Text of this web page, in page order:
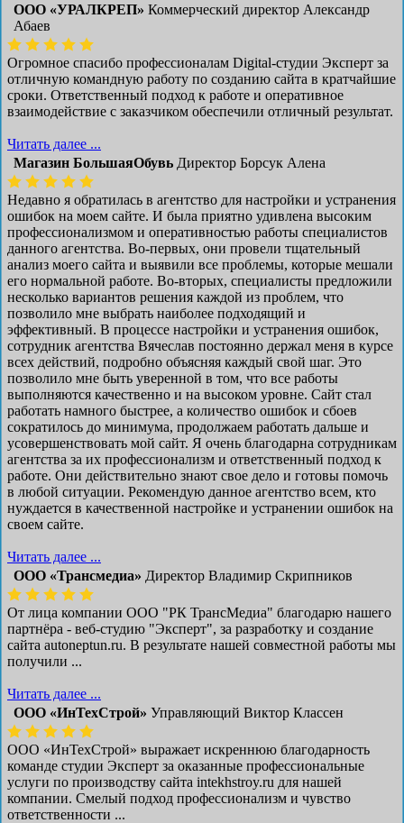
ООО «УРАЛКРЕП» Коммерческий директор Александр
Абаев
Огромное спасибо профессионалам Digital-студии Эксперт за
отличную командную работу по созданию сайта в кратчайшие
сроки. Ответственный подход к работе и оперативное
взаимодействие с заказчиком обеспечили отличный результат.
Читать далее ...
Магазин БольшаяОбувь Директор Борсук Алена
Недавно я обратилась в агентство для настройки и устранения
ошибок на моем сайте. И была приятно удивлена высоким
профессионализмом и оперативностью работы специалистов
данного агентства. Во-первых, они провели тщательный
анализ моего сайта и выявили все проблемы, которые мешали
его нормальной работе. Во-вторых, специалисты предложили
несколько вариантов решения каждой из проблем, что
позволило мне выбрать наиболее подходящий и
эффективный. В процессе настройки и устранения ошибок,
сотрудник агентства Вячеслав постоянно держал меня в курсе
всех действий, подробно объясняя каждый свой шаг. Это
позволило мне быть уверенной в том, что все работы
выполняются качественно и на высоком уровне. Сайт стал
работать намного быстрее, а количество ошибок и сбоев
сократилось до минимума, продолжаем работать дальше и
усовершенствовать мой сайт. Я очень благодарна сотрудникам
агентства за их профессионализм и ответственный подход к
работе. Они действительно знают свое дело и готовы помочь
в любой ситуации. Рекомендую данное агентство всем, кто
нуждается в качественной настройке и устранении ошибок на
своем сайте.
Читать далее ...
ООО «Трансмедиа» Директор Владимир Скрипников
От лица компании ООО "РК ТрансМедиа" благодарю нашего
партнёра - веб-студию "Эксперт", за разработку и создание
сайта autoneptun.ru. В результате нашей совместной работы мы
получили ...
Читать далее ...
ООО «ИнТехСтрой» Управляющий Виктор Классен
ООО «ИнТехСтрой» выражает искреннюю благодарность
команде студии Эксперт за оказанные профессиональные
услуги по производству сайта intekhstroy.ru для нашей
компании. Смелый подход профессионализм и чувство
ответственности ...